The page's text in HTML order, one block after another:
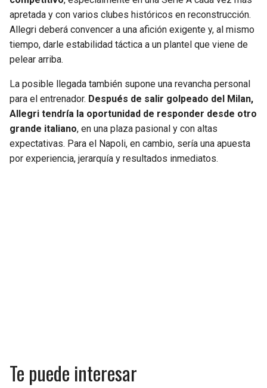
apretada y con varios clubes históricos en reconstrucción.
Allegri deberá convencer a una afición exigente y, al mismo
tiempo, darle estabilidad táctica a un plantel que viene de
pelear arriba.
La posible llegada también supone una revancha personal
para el entrenador. Después de salir golpeado del Milan,
Allegri tendría la oportunidad de responder desde otro
grande italiano, en una plaza pasional y con altas
expectativas. Para el Napoli, en cambio, sería una apuesta
por experiencia, jerarquía y resultados inmediatos.
Te puede interesar